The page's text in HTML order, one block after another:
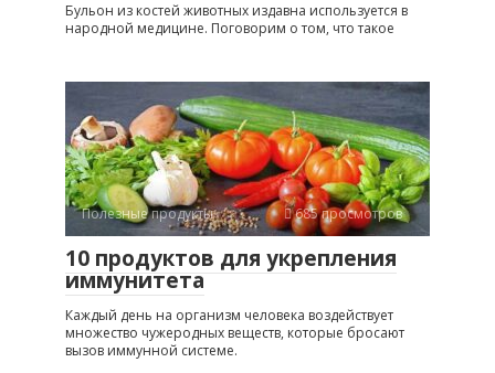
Бульон из костей животных издавна используется в
народной медицине. Поговорим о том, что такое
Полезные продукты 685 просмотров
10 продуктов для укрепления
иммунитета
Каждый день на организм человека воздействует
множество чужеродных веществ, которые бросают
вызов иммунной системе.